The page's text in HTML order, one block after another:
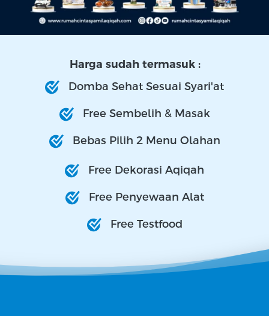
Harga sudah termasuk :
Domba Sehat Sesuai Syari'at
Free Sembelih & Masak
Bebas Pilih 2 Menu Olahan
Free Dekorasi Aqiqah
Free Penyewaan Alat
Free Testfood